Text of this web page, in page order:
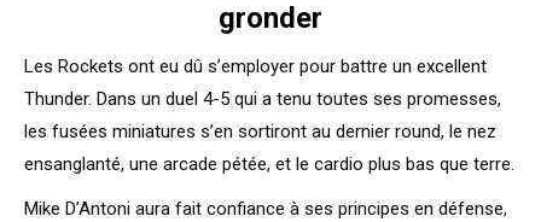
gronder
Les Rockets ont eu dû s’employer pour battre un excellent
Thunder. Dans un duel 4-5 qui a tenu toutes ses promesses,
les fusées miniatures s’en sortiront au dernier round, le nez
ensanglanté, une arcade pétée, et le cardio plus bas que terre.
Mike D’Antoni aura fait confiance à ses principes en défense,